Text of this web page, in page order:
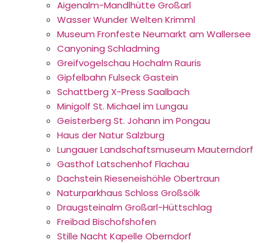
Aigenalm-Mandlhütte Großarl
Wasser Wunder Welten Krimml
Museum Fronfeste Neumarkt am Wallersee
Canyoning Schladming
Greifvogelschau Hochalm Rauris
Gipfelbahn Fulseck Gastein
Schattberg X-Press Saalbach
Minigolf St. Michael im Lungau
Geisterberg St. Johann im Pongau
Haus der Natur Salzburg
Lungauer Landschaftsmuseum Mauterndorf
Gasthof Latschenhof Flachau
Dachstein Rieseneishöhle Obertraun
Naturparkhaus Schloss Großsölk
Draugsteinalm Großarl-Hüttschlag
Freibad Bischofshofen
Stille Nacht Kapelle Oberndorf